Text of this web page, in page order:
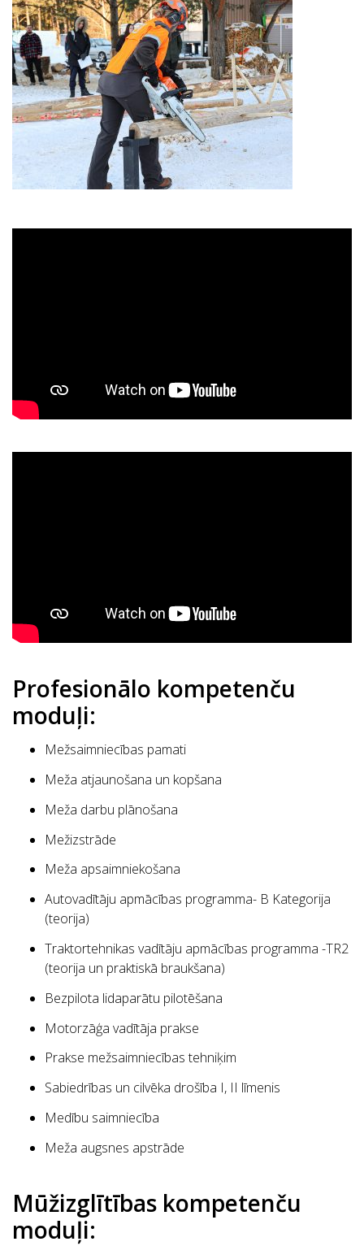
Profesionālo kompetenču
moduļi:
Mežsaimniecības pamati
Meža atjaunošana un kopšana
Meža darbu plānošana
Mežizstrāde
Meža apsaimniekošana
Autovadītāju apmācības programma- B Kategorija
(teorija)
Traktortehnikas vadītāju apmācības programma -TR2
(teorija un praktiskā braukšana)
Bezpilota lidaparātu pilotēšana
Motorzāģa vadītāja prakse
Prakse mežsaimniecības tehniķim
Sabiedrības un cilvēka drošība I, II līmenis
Medību saimniecība
Meža augsnes apstrāde
Mūžizglītības kompetenču
moduļi: